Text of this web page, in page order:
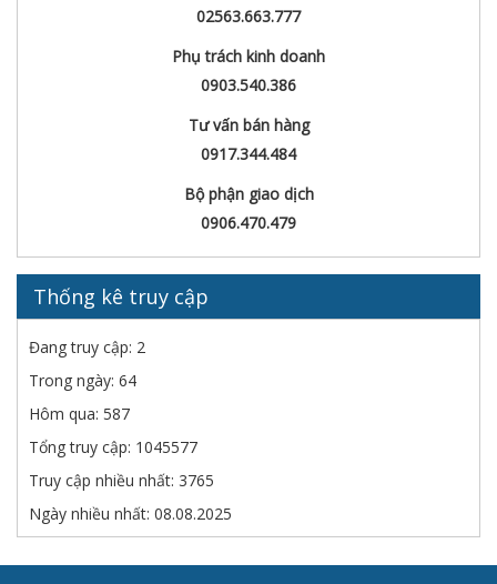
02563.663.777
Phụ trách kinh doanh
0903.540.386
Tư vấn bán hàng
0917.344.484
Bộ phận giao dịch
0906.470.479
Thống kê truy cập
Đang truy cập: 2
Trong ngày: 64
Hôm qua: 587
Tổng truy cập: 1045577
Truy cập nhiều nhất: 3765
Ngày nhiều nhất: 08.08.2025